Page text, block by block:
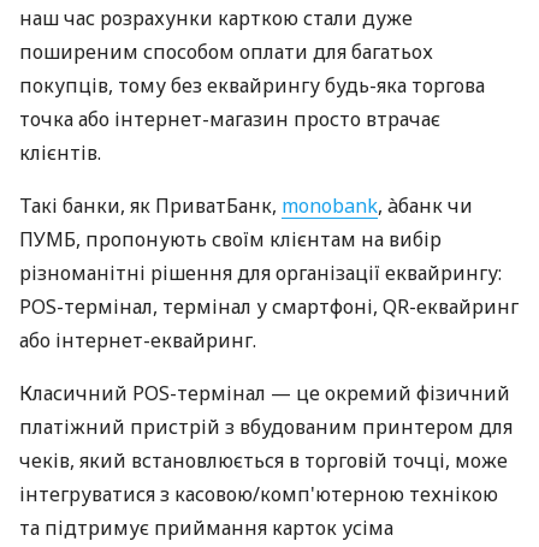
наш час розрахунки карткою стали дуже
поширеним способом оплати для багатьох
покупців, тому без еквайрингу будь-яка торгова
точка або інтернет-магазин просто втрачає
клієнтів.
Такі банки, як ПриватБанк, monobank, àбанк чи
ПУМБ, пропонують своїм клієнтам на вибір
різноманітні рішення для організації еквайрингу:
POS-термінал, термінал у смартфоні, QR-еквайринг
або інтернет-еквайринг.
Класичний POS-термінал — це окремий фізичний
платіжний пристрій з вбудованим принтером для
чеків, який встановлюється в торговій точці, може
інтегруватися з касовою/комп'ютерною технікою
та підтримує приймання карток усіма